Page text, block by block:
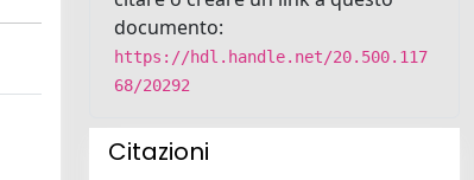
documento:
https://hdl.handle.net/20.500.117
68/20292
Citazioni